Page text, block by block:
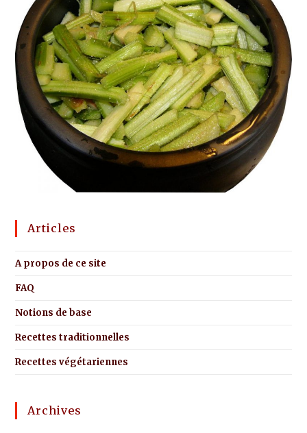
Articles
A propos de ce site
FAQ
Notions de base
Recettes traditionnelles
Recettes végétariennes
Archives